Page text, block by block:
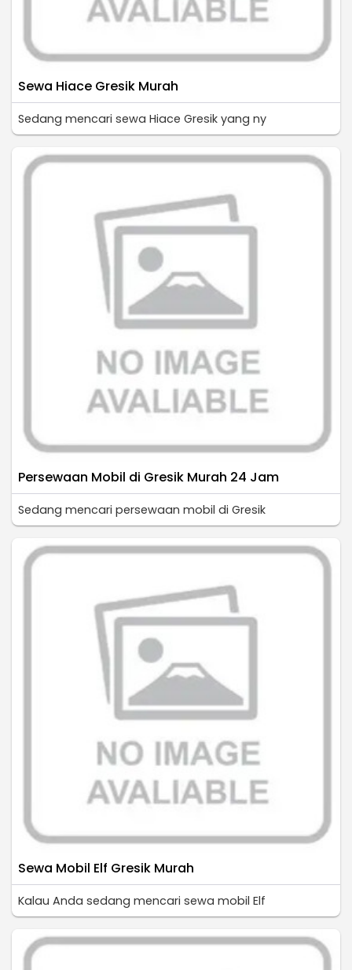
Sewa Hiace Gresik Murah
Sedang mencari sewa Hiace Gresik yang ny
Persewaan Mobil di Gresik Murah 24 Jam
Sedang mencari persewaan mobil di Gresik
Sewa Mobil Elf Gresik Murah
Kalau Anda sedang mencari sewa mobil Elf